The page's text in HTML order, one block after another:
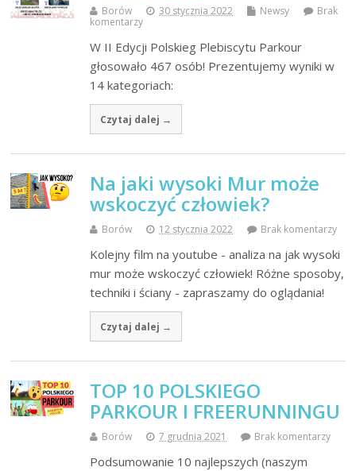
Borów 30 stycznia 2022 Newsy
Brak
komentarzy
W II Edycji Polskieg Plebiscytu Parkour
głosowało 467 osób! Prezentujemy wyniki w
14 kategoriach:
Czytaj dalej →
Na jaki wysoki Mur może
wskoczyć człowiek?
Borów 12 stycznia 2022 Brak komentarzy
Kolejny film na youtube - analiza na jak wysoki
mur może wskoczyć człowiek! Różne sposoby,
techniki i ściany - zapraszamy do oglądania!
Czytaj dalej →
TOP 10 POLSKIEGO
PARKOUR I FREERUNNINGU
Borów 7 grudnia 2021 Brak komentarzy
Podsumowanie 10 najlepszych (naszym